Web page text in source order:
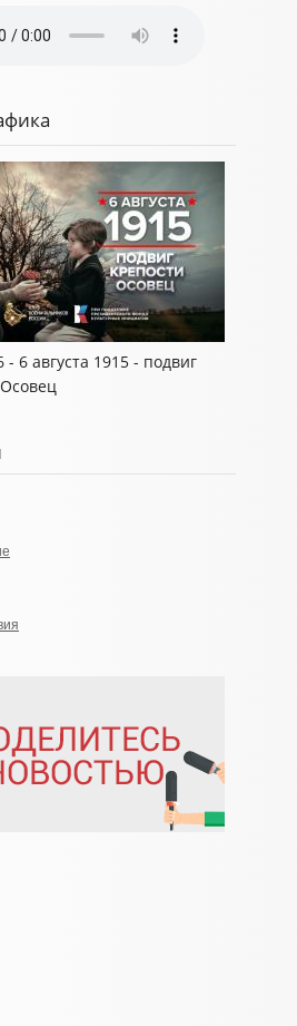
- 6 августа 1915 - подвиг